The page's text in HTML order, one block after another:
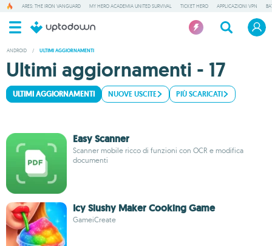
ARES: THE IRON VANGUARD MY HERO ACADEMIA UNITED SURVIVAL TICKET HERO APPLICAZIONI VPN
ANDROID / ULTIMI AGGIORNAMENTI
Ultimi aggiornamenti - 17
ULTIMI AGGIORNAMENTI NUOVE USCITE PIÙ SCARICATI
Easy Scanner
Scanner mobile ricco di funzioni con OCR e modifica
documenti
Icy Slushy Maker Cooking Game
GameiCreate